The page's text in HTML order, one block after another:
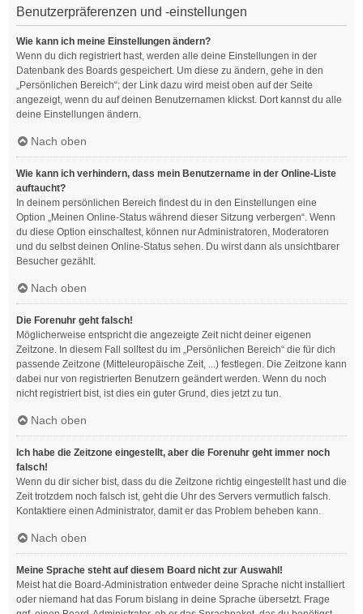
Benutzerpräferenzen und -einstellungen
Wie kann ich meine Einstellungen ändern?
Wenn du dich registriert hast, werden alle deine Einstellungen in der
Datenbank des Boards gespeichert. Um diese zu ändern, gehe in den
„Persönlichen Bereich“; der Link dazu wird meist oben auf der Seite
angezeigt, wenn du auf deinen Benutzernamen klickst. Dort kannst du alle
deine Einstellungen ändern.
Nach oben
Wie kann ich verhindern, dass mein Benutzername in der Online-Liste
auftaucht?
In deinem persönlichen Bereich findest du in den Einstellungen eine
Option „Meinen Online-Status während dieser Sitzung verbergen“. Wenn
du diese Option einschaltest, können nur Administratoren, Moderatoren
und du selbst deinen Online-Status sehen. Du wirst dann als unsichtbarer
Besucher gezählt.
Nach oben
Die Forenuhr geht falsch!
Möglicherweise entspricht die angezeigte Zeit nicht deiner eigenen
Zeitzone. In diesem Fall solltest du im „Persönlichen Bereich“ die für dich
passende Zeitzone (Mitteleuropäische Zeit, ...) festlegen. Die Zeitzone kann
dabei nur von registrierten Benutzern geändert werden. Wenn du noch
nicht registriert bist, ist dies ein guter Grund, dies jetzt zu tun.
Nach oben
Ich habe die Zeitzone eingestellt, aber die Forenuhr geht immer noch
falsch!
Wenn du dir sicher bist, dass du die Zeitzone richtig eingestellt hast und die
Zeit trotzdem noch falsch ist, geht die Uhr des Servers vermutlich falsch.
Kontaktiere einen Administrator, damit er das Problem beheben kann.
Nach oben
Meine Sprache steht auf diesem Board nicht zur Auswahl!
Meist hat die Board-Administration entweder deine Sprache nicht installiert
oder niemand hat das Forum bislang in deine Sprache übersetzt. Frage